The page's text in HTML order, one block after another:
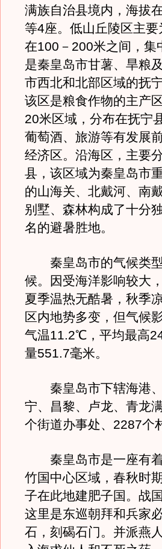
满族自治县境内，海拔
等4座。低山丘陵区主
在100－200米之间，集
是秦皇岛市甘薯、旱粮
市西北和北部区域的抚
该区是粮食作物的主产
20米区域，分布在抚宁
葡萄酒、旅游等有发展
经济区。沿海区，主要
县，该区域为秦皇岛市
的山海关、北戴河、南
别墅、森林构成了十分
名的避暑胜地。
秦皇岛市的气候类型
候。因受海洋影响较大
夏季温热无酷暑，秋季
区内地势多变，但气候
气温11.2℃，平均最高
量551.7毫米。
秦皇岛市下辖海港、
宁、昌黎、卢龙、青龙
个街道办事处、2287
秦皇岛市是一座有着
竹国中心区域，春秋时
子在此地建肥子国。战
这里是东巡朝拜和兵家
石，刻碣石门。并派燕